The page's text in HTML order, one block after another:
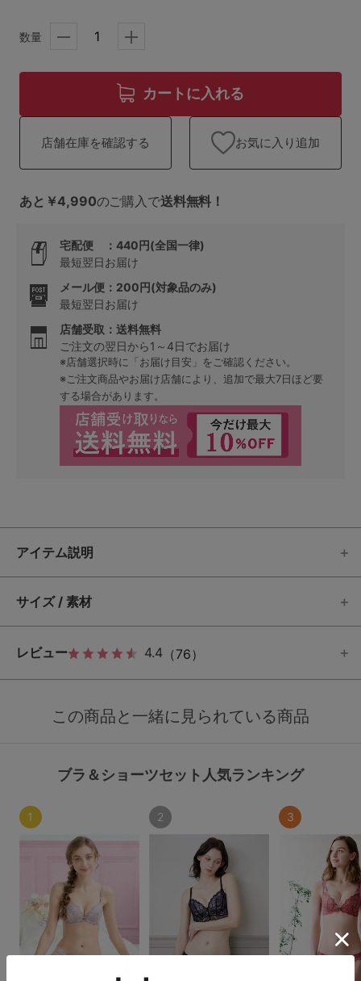
検索を閉じる
数量
カートに入れる
店舗在庫を確認する お気に入り追加
あと￥4,990のご購入で送料無料！
宅配便 ：440円(全国一律)
最短翌日お届け
メール便：200円(対象品のみ)
最短翌日お届け
店舗受取：送料無料
ご注文の翌日から1～4日でお届け
※店舗選択時に「お届け目安」をご確認ください。
※ご注文商品やお届け店舗により、追加で最大7日ほど要
する場合があります。
アイテム説明
サイズ / 素材
レビュー 4.4 （76）
この商品と一緒に見られている商品
ブラ＆ショーツセット人気ランキング
1 2 3